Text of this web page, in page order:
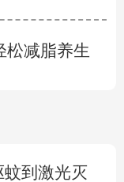
松减脂养生
蚊到激光灭